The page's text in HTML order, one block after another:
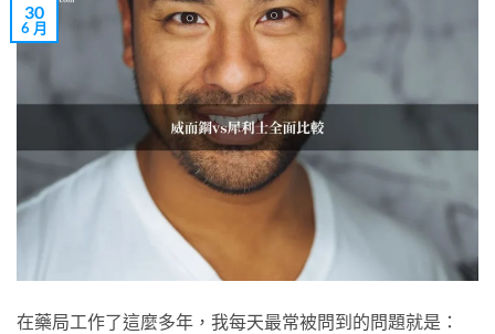
30
6 月
在藥局工作了這麼多年，我每天最常被問到的問題就是：